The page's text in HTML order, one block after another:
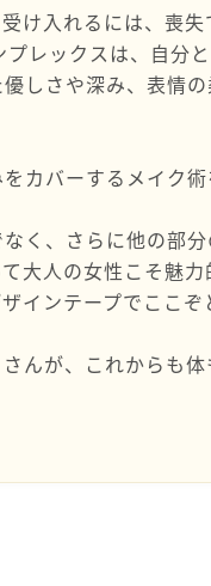
け入れるには、喪
レックスは、自分
しさや深み、表情
カバーするメイク
く、さらに他の部
大人の女性こそ魅
インテープでここ
んが、これからも